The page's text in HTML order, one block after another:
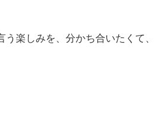
楽しみを、分かち合いたくて